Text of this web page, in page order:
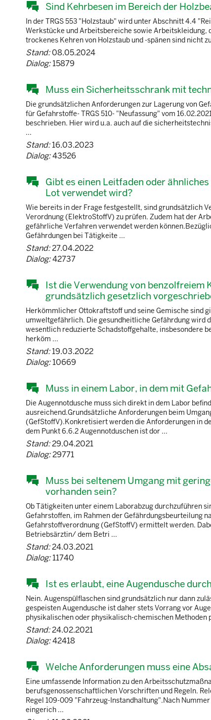
Sind Kehrbesen im Bereich der
In der TRGS 553 "Holzstaub" wird unter Abschnitt 4.4
Werkstücke und Arbeitsbereiche sowie
trockenes Kehren von Holzstaub und -spänen sind nicht
Stand:08.05.2024
Dialog:15879
Muss ein Sicherheitsschrank mit
Die grundsätzlichen Anforderungen zur Lagerung von
für Gefahrstoffe- TRGS 510- "Neufassung" vom
beschrieben. Hier wird u.a. auch auf die
...
Stand:16.03.2023
Dialog:43526
Gibt es einen Leitfaden oder
Lot verwendet wird?
Wie bereits in der Frage festgestellt, sind grundsätzlich
Verordnung (ElektroStoffV) zu prüfen. Zudem hat der
gefährliche Verfahren verwendet werden
Gefährdungen bei Tätigkeite ...
Stand:27.04.2022
Dialog:42737
Ist die Verwendung von
grundsätzlich gesetzlich
Herkömmlicher Ottokraftstoff und seine Gemische sind
umweltgefährlich. Die gesundheitliche Gefährdung wird
wesentlich reduzierte Schadstoffgehalte, insbesondere
herköm ...
Stand:19.03.2022
Dialog:10669
Muss in einem Labor, in dem mit
Die Augennotdusche muss sich direkt in dem Labor
ausreichend.Grundsätzliche Anforderungen beim
(GefStoffV).Konkretisiert werden die Anforderungen in
dem Punkt 6.6.2 Augennotduschen ist dor ...
Stand:29.04.2021
Dialog:29771
Muss bei seltenem Umgang mit
vorhanden sein?
Ob Tätigkeiten unter einem Laborabzug durchzuführen
Gefahrstoffen, im Rahmen der Gefährdungsbeurteilung
Gefahrstoffverordnung (GefStoffV) ermittelt werden.
Betriebsärztin/ dem Betri ...
Stand:24.03.2021
Dialog:11740
Ist es erlaubt, eine Augendusche
Nein. Augenspülflaschen sind grundsätzlich nur dann
gespeisten Augendusche ist daher stets Vorrang vor
physikalischen oder physikalisch-chemischen
Stand:24.02.2021
Dialog:42418
Welche Anforderungen muss eine
Eine umfassende Information zu den
berufsgenossenschaftlichen Vorschriften und Regeln.
Regel 109-009 "Fahrzeug-Instandhaltung".Nach
eingerich ...